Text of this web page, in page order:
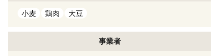
小麦 鶏肉 大豆
事業者